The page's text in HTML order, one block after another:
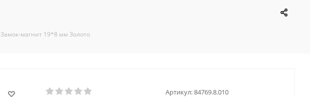
Замок-магнит 19*8 мм Золото
Артикул:84769.8.010